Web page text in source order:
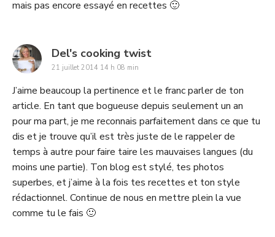
mais pas encore essayé en recettes 🙂
Del's cooking twistsays:
21 juillet 2014 14 h 08 min
J’aime beaucoup la pertinence et le franc parler de ton
article. En tant que bogueuse depuis seulement un an
pour ma part, je me reconnais parfaitement dans ce que tu
dis et je trouve qu’il est très juste de le rappeler de
temps à autre pour faire taire les mauvaises langues (du
moins une partie). Ton blog est stylé, tes photos
superbes, et j’aime à la fois tes recettes et ton style
rédactionnel. Continue de nous en mettre plein la vue
comme tu le fais 🙂